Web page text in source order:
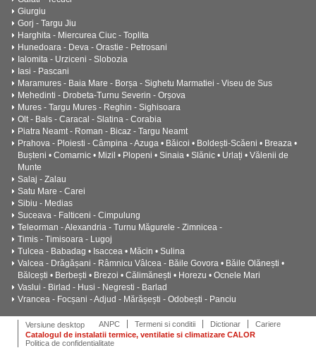
Giurgiu
Gorj - Targu Jiu
Harghita - Miercurea Ciuc - Toplita
Hunedoara - Deva - Orastie - Petrosani
Ialomita - Urziceni - Slobozia
Iasi - Pascani
Maramures - Baia Mare - Borșa - Sighetu Marmatiei - Viseu de Sus
Mehedinti - Drobeta-Turnu Severin - Orșova
Mures - Targu Mures - Reghin - Sighisoara
Olt - Bals - Caracal - Slatina - Corabia
Piatra Neamt - Roman - Bicaz - Targu Neamt
Prahova - Ploiesti - Câmpina - Azuga • Băicoi • Boldești-Scăeni • Breaza •
Bușteni • Comarnic • Mizil • Plopeni • Sinaia • Slănic • Urlați • Vălenii de
Munte
Salaj - Zalau
Satu Mare - Carei
Sibiu - Medias
Suceava - Falticeni - Cimpulung
Teleorman - Alexandria - Turnu Măgurele - Zimnicea -
Timis - Timisoara - Lugoj
Tulcea - Babadag • Isaccea • Măcin • Sulina
Valcea - Drăgășani - Râmnicu Vâlcea - Băile Govora • Băile Olănești •
Bălcești • Berbești • Brezoi • Călimănești • Horezu • Ocnele Mari
Vaslui - Birlad - Husi - Negresti - Barlad
Vrancea - Focșani - Adjud - Mărășești - Odobești - Panciu
Versiune desktop ANPC Termeni si conditii Dictionar
Cariere
Catalogul de instalatii termice, ventilatie si climatizare CALOR
Politica de confidentialitate